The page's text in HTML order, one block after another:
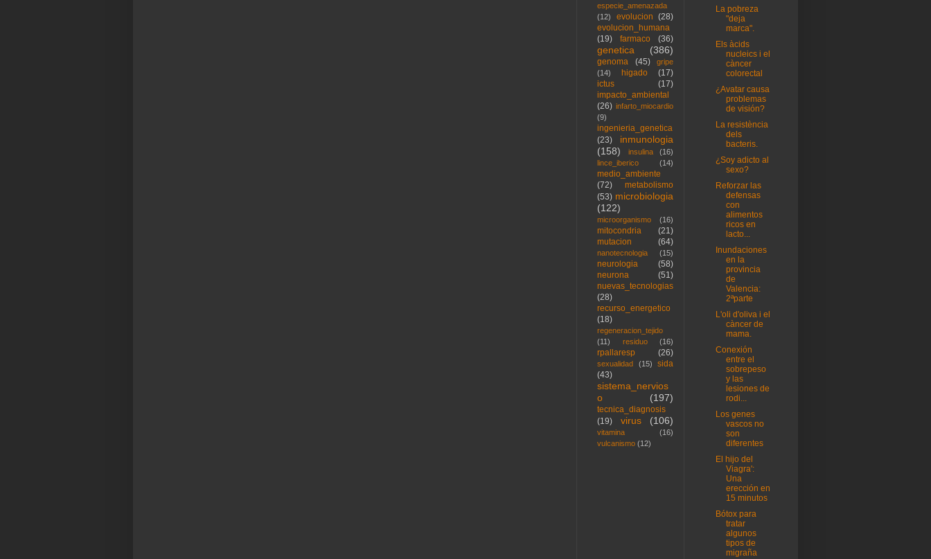
especie_amenazada
(12)
evolucion (28)
evolucion_humana
(19)
farmaco (36)
genetica (386)
genoma (45)
gripe
(14)
higado
(17)
ictus
(17)
impacto_ambiental
(26) infarto_miocardio
(9)
ingenieria_genetica
(23)
inmunologia
(158)
insulina
(16)
lince_iberico
(14)
medio_ambiente
(72)
metabolismo
(53) microbiologia
(122)
microorganismo (16)
mitocondria
(21)
mutacion
(64)
nanotecnologia (15)
neurologia
(58)
neurona
(51)
nuevas_tecnologias
(28)
recurso_energetico
(18)
regeneracion_tejido
(11)
residuo (16)
rpallaresp (26)
sexualidad (15)
sida
(43)
sistema_nervios
o
(197)
tecnica_diagnosis
(19)
virus (106)
vitamina
(16)
vulcanismo (12)
La pobreza
"deja
marca".
Els àcids
nucleics i el
càncer
colorectal
¿Avatar causa
problemas
de visión?
La resistència
dels
bacteris.
¿Soy adicto al
sexo?
Reforzar las
defensas
con
alimentos
ricos en
lacto...
Inundaciones
en la
provincia
de
Valencia:
2ªparte
L'oli d'oliva i el
càncer de
mama.
Conexión
entre el
sobrepeso
y las
lesiones de
rodi...
Los genes
vascos no
son
diferentes
El hijo del
Viagra':
Una
erección en
15 minutos
Bótox para
tratar
algunos
tipos de
migraña